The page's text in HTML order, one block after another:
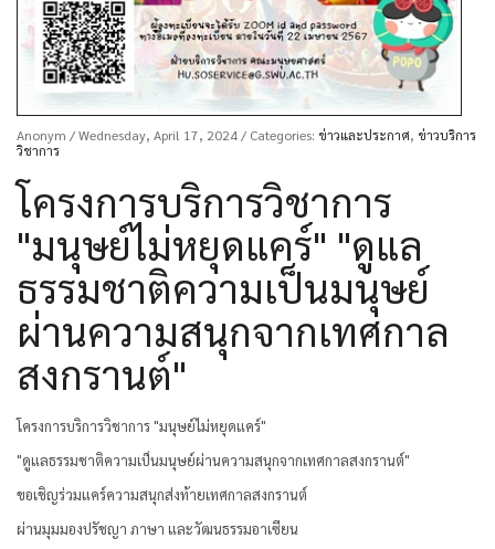
Anonym / Wednesday, April 17, 2024/ Categories: ข่าวและประกาศ, ข่าวบริการ
วิชาการ
โครงการบริการวิชาการ
"มนุษย์ไม่หยุดแคร์" "ดูแล
ธรรมชาติความเป็นมนุษย์
ผ่านความสนุกจากเทศกาล
สงกรานต์"
โครงการบริการวิชาการ "มนุษย์ไม่หยุดแคร์"
"ดูแลธรรมชาติความเป็นมนุษย์ผ่านความสนุกจากเทศกาลสงกรานต์"
ขอเชิญร่วมแคร์ความสนุกส่งท้ายเทศกาลสงกรานต์
ผ่านมุมมองปรัชญา ภาษา และวัฒนธรรมอาเซียน